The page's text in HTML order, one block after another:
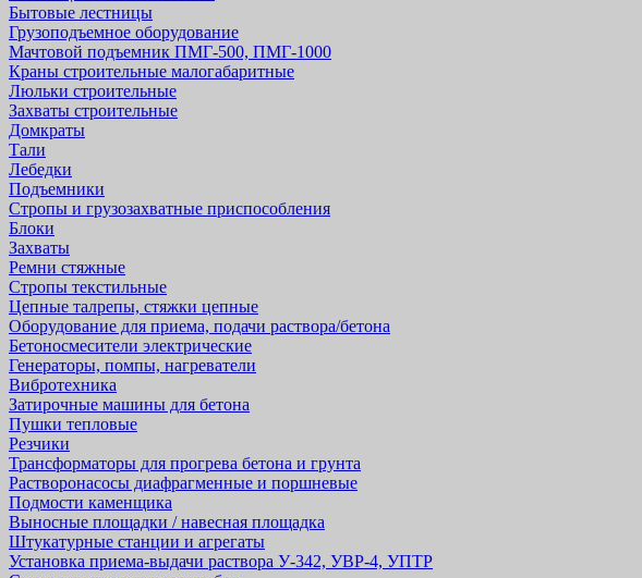
Бытовые лестницы
Грузоподъемное оборудование
Мачтовой подъемник ПМГ-500, ПМГ-1000
Краны строительные малогабаритные
Люльки строительные
Захваты строительные
Домкраты
Тали
Лебедки
Подъемники
Стропы и грузозахватные приспособления
Блоки
Захваты
Ремни стяжные
Стропы текстильные
Цепные талрепы, стяжки цепные
Оборудование для приема, подачи раствора/бетона
Бетоносмесители электрические
Генераторы, помпы, нагреватели
Вибротехника
Затирочные машины для бетона
Пушки тепловые
Резчики
Трансформаторы для прогрева бетона и грунта
Растворонасосы диафрагменные и поршневые
Подмости каменщика
Выносные площадки / навесная площадка
Штукатурные станции и агрегаты
Установка приема-выдачи раствора У-342, УВР-4, УПТР